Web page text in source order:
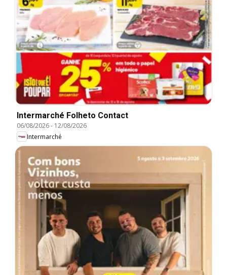
Intermarché Folheto Contact
06/08/2026- 12/08/2026
Intermarché